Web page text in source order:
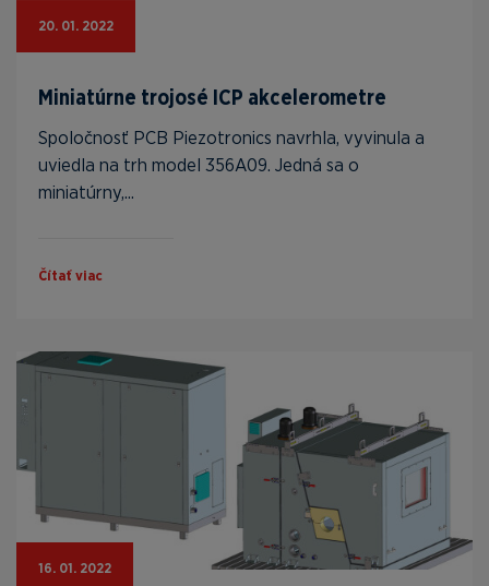
20. 01. 2022
Miniatúrne trojosé ICP akcelerometre
Spoločnosť PCB Piezotronics navrhla, vyvinula a
uviedla na trh model 356A09. Jedná sa o
miniatúrny,...
Čítať viac
16. 01. 2022